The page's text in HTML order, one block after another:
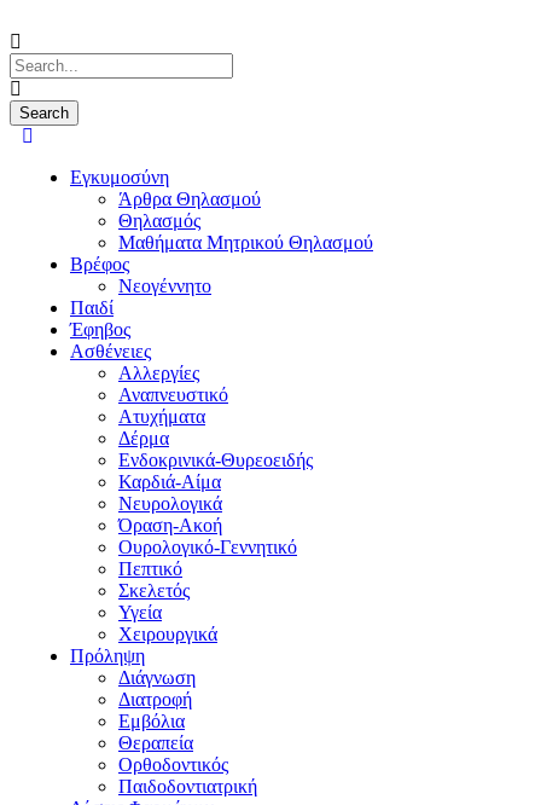
Εγκυμοσύνη
Άρθρα Θηλασμού
Θηλασμός
Μαθήματα Μητρικού Θηλασμού
Βρέφος
Νεογέννητο
Παιδί
Έφηβος
Ασθένειες
Αλλεργίες
Αναπνευστικό
Ατυχήματα
Δέρμα
Ενδοκρινικά-Θυρεοειδής
Καρδιά-Αίμα
Νευρολογικά
Όραση-Ακοή
Ουρολογικό-Γεννητικό
Πεπτικό
Σκελετός
Υγεία
Χειρουργικά
Πρόληψη
Διάγνωση
Διατροφή
Εμβόλια
Θεραπεία
Ορθοδοντικός
Παιδοδοντιατρική